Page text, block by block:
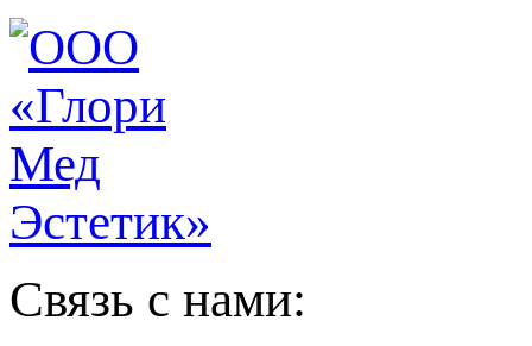
Связь с нами: